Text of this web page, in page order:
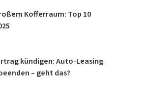
Kofferraum: Top 10
kündigen: Auto-Leasing
– geht das?